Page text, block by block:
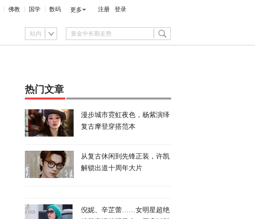
佛教 国学 数码 更多 注册 登录
站内
热门文章
漫步城市霓虹夜色，杨紫演绎
复古摩登穿搭范本
从复古休闲到先锋正装，许凯
解锁出道十周年大片
倪妮、辛芷蕾……女明星超绝